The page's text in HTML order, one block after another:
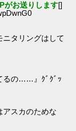
がお送りします[]
タリングはして
るの……』ｸﾞｸﾞｯ
スカのためな